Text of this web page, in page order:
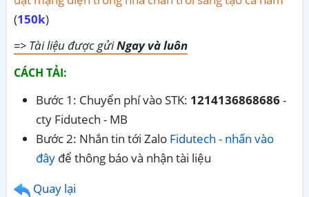
(150k)
=> Tài liệu được gửiNgay và luôn
CÁCH TẢI:
Bước 1: Chuyển phí vào STK: 1214136868686-
cty Fidutech - MB
Bước 2: Nhắn tin tới Zalo Fidutech - nhấn vào
đây để thông báo và nhận tài liệu
Quay lại